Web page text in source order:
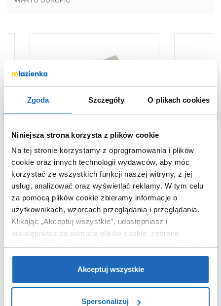
Zgoda Szczegóły O plikach cookies
Niniejsza strona korzysta z plików cookie
Na tej stronie korzystamy z oprogramowania i plików
cookie oraz innych technologii wydawców, aby móc
korzystać ze wszystkich funkcji naszej witryny, z jej
usług, analizować oraz wyświetlać reklamy. W tym celu
za pomocą plików cookie zbieramy informacje o
użytkownikach, wzorcach przeglądania i przeglądania.
Klikając „Akceptuj wszystkie”, udostępniasz i
udostępniasz za pomocą plików cookie, zebrane
partnerzy reklamowi.Jeśli chcesz, włącz „Tylko
wymagane pliki cookie”.Pamiętaj jednak, że
zablokowane niektóre pliki cookie mogą mieć wpływ na
Akceptuj wszystkie
Spersonalizuj
394,00 zł
Umywalka 46.5x34.5 cm
prostokątna podblatowa biała
TR4070 Uptrend Tremo
35100
Umywalka
ścienna-
Uptrend